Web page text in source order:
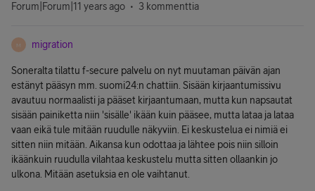
Forum|Forum|11 years ago 3 kommenttia
M migration
Soneralta tilattu f-secure palvelu on nyt muutaman päivän ajan
estänyt pääsyn mm. suomi24:n chattiin. Sisään kirjaantumissivu
avautuu normaalisti ja pääset kirjaantumaan, mutta kun napsautat
sisään painiketta niin 'sisälle' ikään kuin pääsee, mutta lataa ja lataa
vaan eikä tule mitään ruudulle näkyviin. Ei keskustelua ei nimiä ei
sitten niin mitään. Aikansa kun odottaa ja lähtee pois niin silloin
ikäänkuin ruudulla vilahtaa keskustelu mutta sitten ollaankin jo
ulkona. Mitään asetuksia en ole vaihtanut.